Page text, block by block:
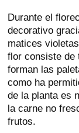
Durante el
decorativo
matices
flor consiste de
forman las
como ha
de la planta es
la carne no
frutos.